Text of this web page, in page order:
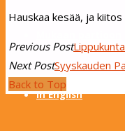
In English
Hauskaa kesää, ja
Previous Post
Next PostSyyskauden
Back to Top